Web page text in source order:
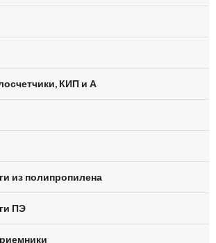
КИП и А
из полипропилена
ПЭ